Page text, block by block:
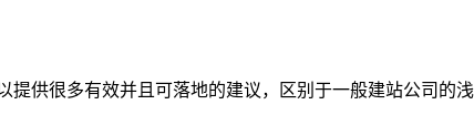
供很多有效并且可落地的建议，区别于一般建站公司的